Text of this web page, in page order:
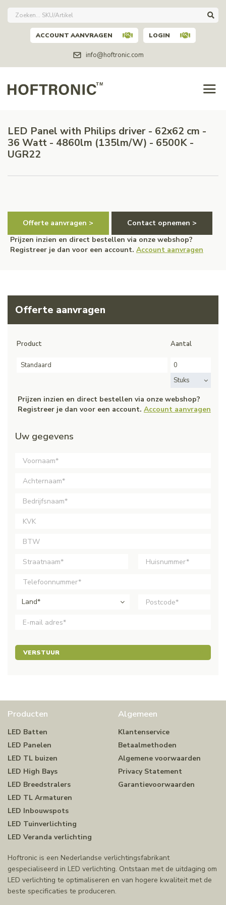
info@hoftronic.com
ACCOUNT AANVRAGEN LOGIN
LED Panel with Philips driver - 62x62 cm -
36 Watt - 4860lm (135lm/W) - 6500K -
UGR22
Offerte aanvragen >
Contact opnemen >
Prijzen inzien en direct bestellen via onze webshop?
Registreer je dan voor een account. Account aanvragen
Offerte aanvragen
Product Aantal
Standaard
Stuks
Prijzen inzien en direct bestellen via onze webshop?
Registreer je dan voor een account. Account aanvragen
Uw gegevens
Land*
VERSTUUR
Producten
LED Batten
LED Panelen
LED TL buizen
LED High Bays
LED Breedstralers
LED TL Armaturen
LED Inbouwspots
LED Tuinverlichting
LED Veranda verlichting
Algemeen
Klantenservice
Betaalmethoden
Algemene voorwaarden
Privacy Statement
Garantievoorwaarden
Hoftronic is een Nederlandse verlichtingsfabrikant
gespecialiseerd in LED verlichting. Ontstaan met de uitdaging om
LED verlichting te optimaliseren en van hogere kwaliteit met de
beste specificaties te produceren.